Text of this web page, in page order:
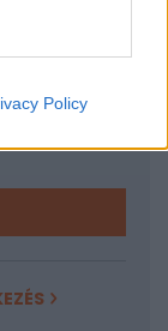
Policy